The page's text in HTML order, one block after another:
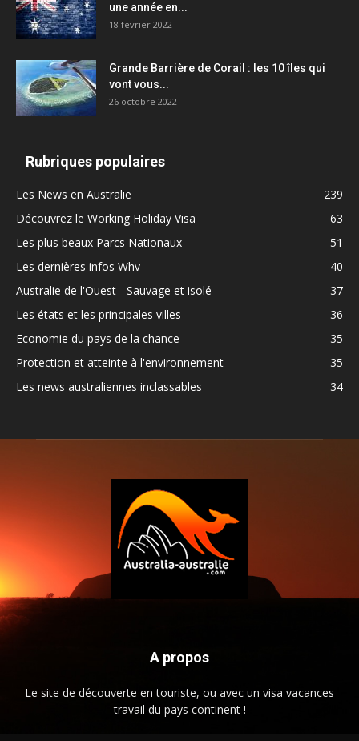
une année en...
18 février 2022
Grande Barrière de Corail : les 10 îles qui
vont vous...
26 octobre 2022
Rubriques populaires
Les News en Australie
239
Découvrez le Working Holiday Visa
63
Les plus beaux Parcs Nationaux
51
Les dernières infos Whv
40
Australie de l'Ouest - Sauvage et isolé
37
Les états et les principales villes
36
Economie du pays de la chance
35
Protection et atteinte à l'environnement
35
Les news australiennes inclassables
34
A propos
Le site de découverte en touriste, ou avec un visa vacances
travail du pays continent !